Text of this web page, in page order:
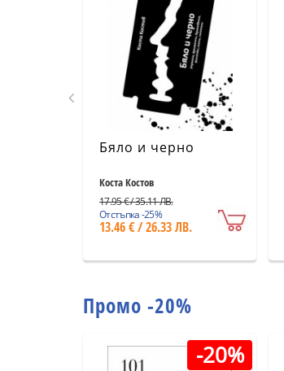
Бяло и черно
Коста Костов
17.95 € / 35.11 ЛВ.
Отстъпка -25%
13.46 € / 26.33 ЛВ.
Промо -20%
-20%